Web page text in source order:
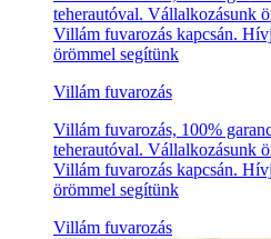
teherautóval. Vállalkozásunk
Villám fuvarozás kapcsán.
örömmel segítünk
Villám fuvarozás
Villám fuvarozás, 100%
teherautóval. Vállalkozásunk
Villám fuvarozás kapcsán.
örömmel segítünk
Villám fuvarozás